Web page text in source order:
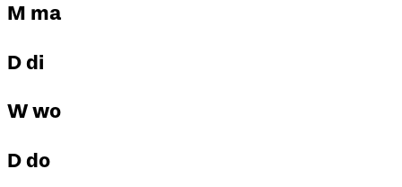
M ma
Ddi
Wwo
Ddo